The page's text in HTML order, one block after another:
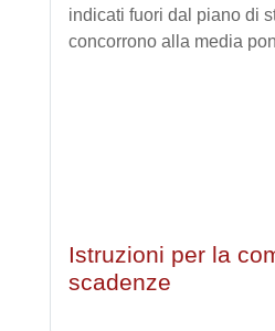
indicati fuori dal piano di
concorrono alla media
Istruzioni per la
scadenze